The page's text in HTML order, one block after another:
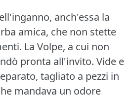
anch'essa la
amica, che non stette
La Volpe, a cui non
pronta all'invito. Vide e
tagliato a pezzi in
mandava un odore